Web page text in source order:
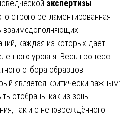
экспертизы
строго регламентированная
взаимодополняющих
каждая из которых даёт
уровня. Весь процесс
отбора образцов
является критически важным:
отобраны как из зоны
так и с неповреждённого